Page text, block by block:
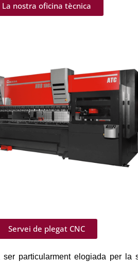
La nostra oficina tècnica
Servei de plegat CNC
ser particularment elogiada per